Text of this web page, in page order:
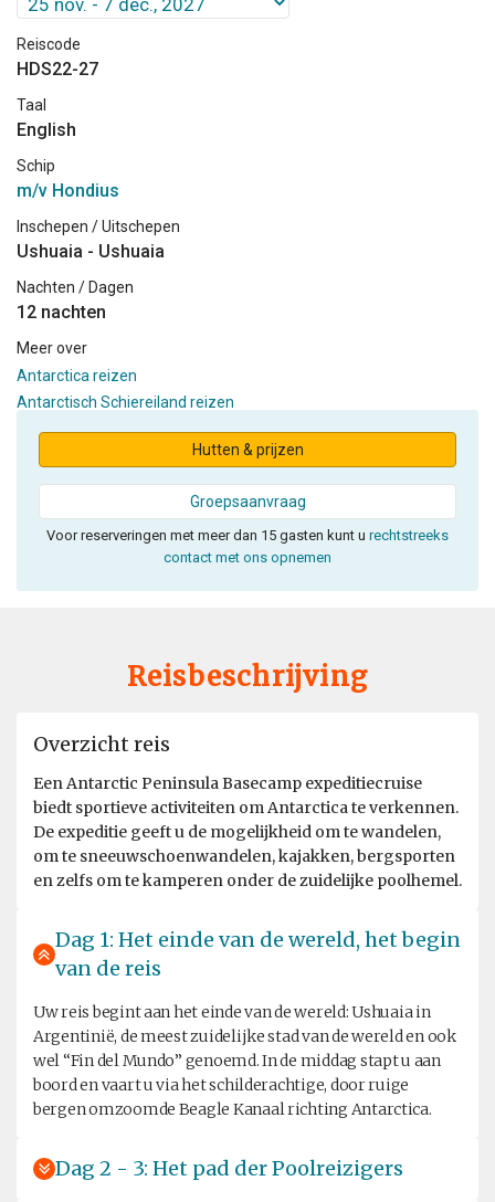
Reiscode
HDS22-27
Taal
English
Schip
m/v Hondius
Inschepen / Uitschepen
Ushuaia - Ushuaia
Nachten / Dagen
12 nachten
Meer over
Antarctica reizen
Antarctisch Schiereiland reizen
Hutten & prijzen
Groepsaanvraag
Voor reserveringen met meer dan 15 gasten kunt u rechtstreeks
contact met ons opnemen
Reisbeschrijving
Overzicht reis
Een Antarctic Peninsula Basecamp expeditiecruise
biedt sportieve activiteiten om Antarctica te verkennen.
De expeditie geeft u de mogelijkheid om te wandelen,
om te sneeuwschoenwandelen, kajakken, bergsporten
en zelfs om te kamperen onder de zuidelijke poolhemel.
Dag 1: Het einde van de wereld, het begin
van de reis
Uw reis begint aan het einde van de wereld: Ushuaia in
Argentinië, de meest zuidelijke stad van de wereld en ook
wel “Fin del Mundo” genoemd. In de middag stapt u aan
boord en vaart u via het schilderachtige, door ruige
bergen omzoomde Beagle Kanaal richting Antarctica.
Dag 2 - 3: Het pad der Poolreizigers